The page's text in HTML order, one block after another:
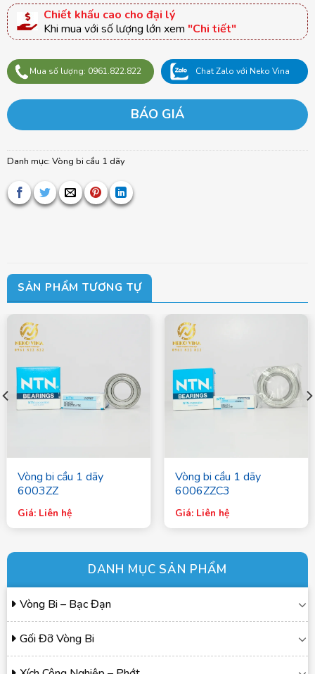
DANH MỤC SẢN PHẨM
Vòng Bi – Bạc Đạn
Gối Đỡ Vòng Bi
Chiết khấu cao cho đại lý
Khi mua với số lượng lớn xem "Chi tiết"
Mua số lượng: 0961.822.822 Chat Zalo với Neko Vina
BÁO GIÁ
Danh mục: Vòng bi cầu 1 dãy
SẢN PHẨM TƯƠNG TỰ
Vòng bi cầu 1 dãy
6003ZZ
Giá: Liên hệ
Vòng bi cầu 1 dãy
6006ZZC3
Giá: Liên hệ